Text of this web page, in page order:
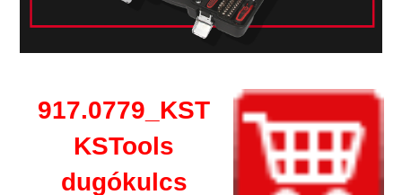
917.0779_KST
KSTools
dugókulcs